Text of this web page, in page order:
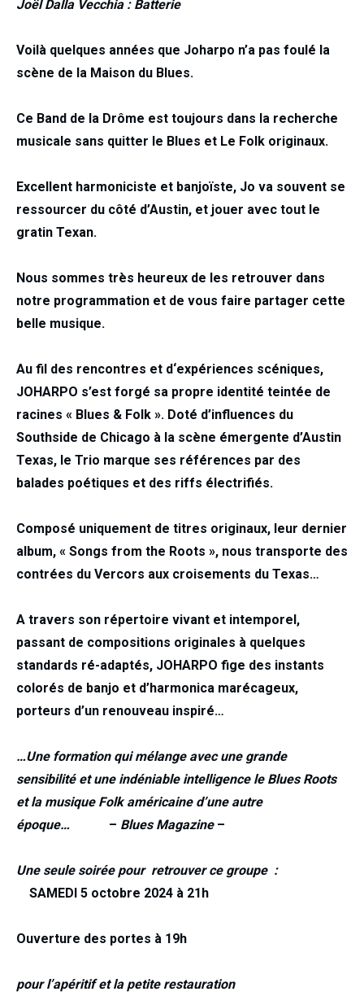
Joël Dalla Vecchia : Batterie
Voilà quelques années que Joharpo n’a pas foulé la
scène de la Maison du Blues.
Ce Band de la Drôme est toujours dans la recherche
musicale sans quitter le Blues et Le Folk originaux.
Excellent harmoniciste et banjoïste, Jo va souvent se
ressourcer du côté d’Austin, et jouer avec tout le
gratin Texan.
Nous sommes très heureux de les retrouver dans
notre programmation et de vous faire partager cette
belle musique.
Au fil des rencontres et d‘expériences scéniques,
JOHARPO s’est forgé sa propre identité teintée de
racines « Blues & Folk ». Doté d’influences du
Southside de Chicago à la scène émergente d’Austin
Texas, le Trio marque ses références par des
balades poétiques et des riffs électrifiés.
Composé uniquement de titres originaux, leur dernier
album, « Songs from the Roots », nous transporte des
contrées du Vercors aux croisements du Texas…
A travers son répertoire vivant et intemporel,
passant de compositions originales à quelques
standards ré-adaptés, JOHARPO fige des instants
colorés de banjo et d’harmonica marécageux,
porteurs d’un renouveau inspiré…
…Une formation qui mélange avec une grande
sensibilité et une indéniable intelligence le Blues Roots
et la musique Folk américaine d’une autre
époque…
– Blues Magazine–
Une seule soirée pour retrouver ce groupe :
SAMEDI 5 octobre 2024 à 21h
Ouverture des portes à 19h
pour l’apéritif et la petite restauration